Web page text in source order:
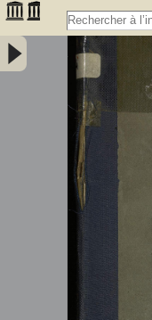
Atlas d'ophthalmoscopie
modifications
l'ophthalmoscope -